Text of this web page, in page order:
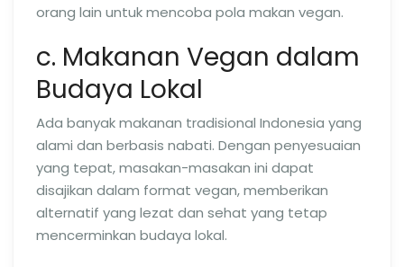
orang lain untuk mencoba pola makan vegan.
c. Makanan Vegan dalam
Budaya Lokal
Ada banyak makanan tradisional Indonesia yang
alami dan berbasis nabati. Dengan penyesuaian
yang tepat, masakan-masakan ini dapat
disajikan dalam format vegan, memberikan
alternatif yang lezat dan sehat yang tetap
mencerminkan budaya lokal.